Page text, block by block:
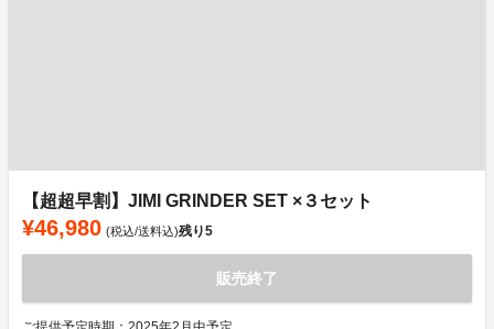
【超超早割】JIMI GRINDER SET ×３セット
¥46,980 (税込/送料込)残り5
販売終了